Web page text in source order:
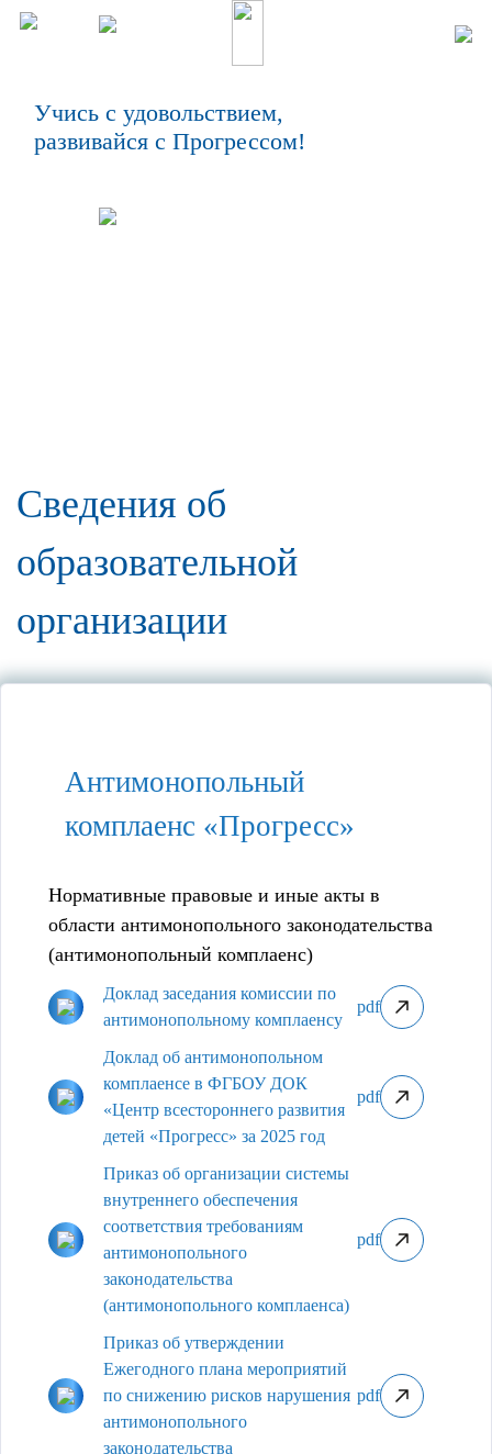
Учись с удовольствием,
развивайся с Прогрессом!
Сведения об
образовательной
организации
Антимонопольный
комплаенс «Прогресс»
Нормативные правовые и иные акты в
области антимонопольного законодательства
(антимонопольный комплаенс)
Доклад заседания комиссии по
антимонопольному комплаенсу
pdf
Доклад об антимонопольном
комплаенсе в ФГБОУ ДОК
«Центр всестороннего развития
детей «Прогресс» за 2025 год
pdf
Приказ об организации системы
внутреннего обеспечения
соответствия требованиям
антимонопольного
законодательства
(антимонопольного комплаенса)
pdf
Приказ об утверждении
Ежегодного плана мероприятий
по снижению рисков нарушения
антимонопольного
законодательства
pdf